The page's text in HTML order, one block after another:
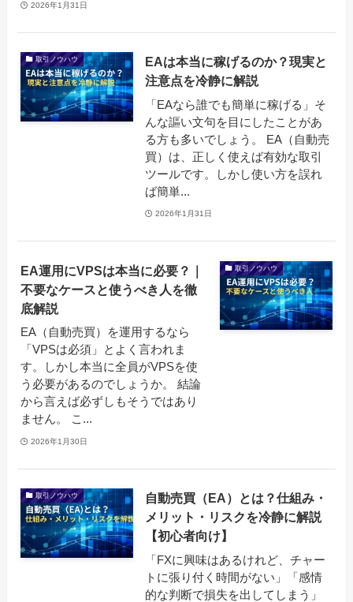
2026年1月31日
取引ノウハウ
EAは本当に稼げるのか？現実と
注意点を冷静に解説
「EAなら誰でも簡単に稼げる」そ
んな謳い文句を目にしたことがあ
る方も多いでしょう。 EA（自動売
買）は、正しく使えば有効な取引
ツールです。しかし使い方を誤れ
ば簡単...
2026年1月31日
取引ノウハウ
EA運用にVPSは本当に必要？｜
不要なケースと使うべき人を徹
底解説
EA（自動売買）を運用するなら
「VPSは必須」とよく言われま
す。しかし本当に全員がVPSを使
う必要があるのでしょうか。 結論
から言えば必ずしもそうではあり
ません。 こ...
2026年1月30日
取引ノウハウ
自動売買（EA）とは？仕組み・
メリット・リスクを冷静に解説
【初心者向け】
「FXに興味はあるけれど、チャー
トに張り付く時間がない」「感情
的な判断で損失を出してしまう」